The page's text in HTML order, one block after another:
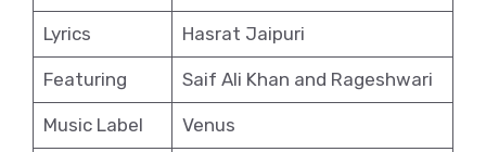
Lyrics Hasrat Jaipuri
Featuring Saif Ali Khan and Rageshwari
Music Label Venus